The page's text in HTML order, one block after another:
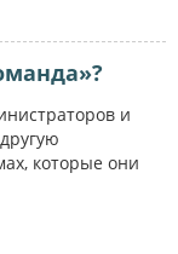
и
которые они